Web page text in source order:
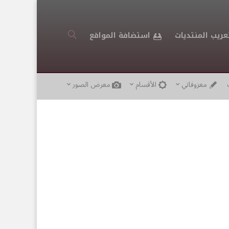
المنتديات استضافة المواقع
معزوفاتي الأقسام معرض الصور